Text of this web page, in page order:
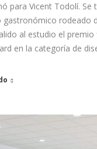
para Vicent Todolí. Se
gastronómico rodeado
al estudio el premio
en la categoría de